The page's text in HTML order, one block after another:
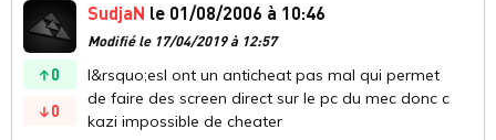
0
0
SudjaN le 01/08/2006 à 10:46
Modifié le 17/04/2019 à 12:57
l&rsquo;esl ont un anticheat pas mal qui permet
de faire des screen direct sur le pc du mec donc c
kazi impossible de cheater